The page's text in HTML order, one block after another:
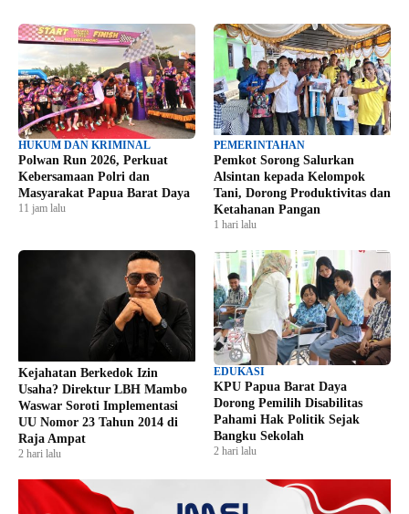
HUKUM DAN KRIMINAL
Polwan Run 2026, Perkuat
Kebersamaan Polri dan
Masyarakat Papua Barat Daya
11 jam lalu
PEMERINTAHAN
Pemkot Sorong Salurkan
Alsintan kepada Kelompok
Tani, Dorong Produktivitas dan
Ketahanan Pangan
1 hari lalu
Kejahatan Berkedok Izin
Usaha? Direktur LBH Mambo
Waswar Soroti Implementasi
UU Nomor 23 Tahun 2014 di
Raja Ampat
2 hari lalu
EDUKASI
KPU Papua Barat Daya
Dorong Pemilih Disabilitas
Pahami Hak Politik Sejak
Bangku Sekolah
2 hari lalu